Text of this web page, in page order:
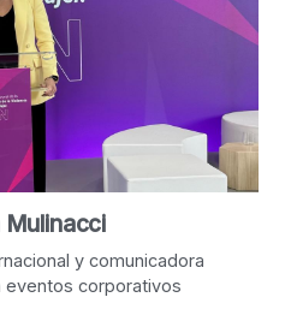
Mulinacci
y comunicadora
eventos corporativos